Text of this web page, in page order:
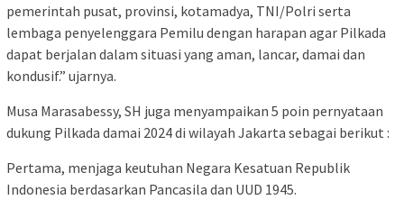
pemerintah pusat, provinsi, kotamadya, TNI/Polri serta
lembaga penyelenggara Pemilu dengan harapan agar Pilkada
dapat berjalan dalam situasi yang aman, lancar, damai dan
kondusif.” ujarnya.
Musa Marasabessy, SH juga menyampaikan 5 poin pernyataan
dukung Pilkada damai 2024 di wilayah Jakarta sebagai berikut :
Pertama, menjaga keutuhan Negara Kesatuan Republik
Indonesia berdasarkan Pancasila dan UUD 1945.